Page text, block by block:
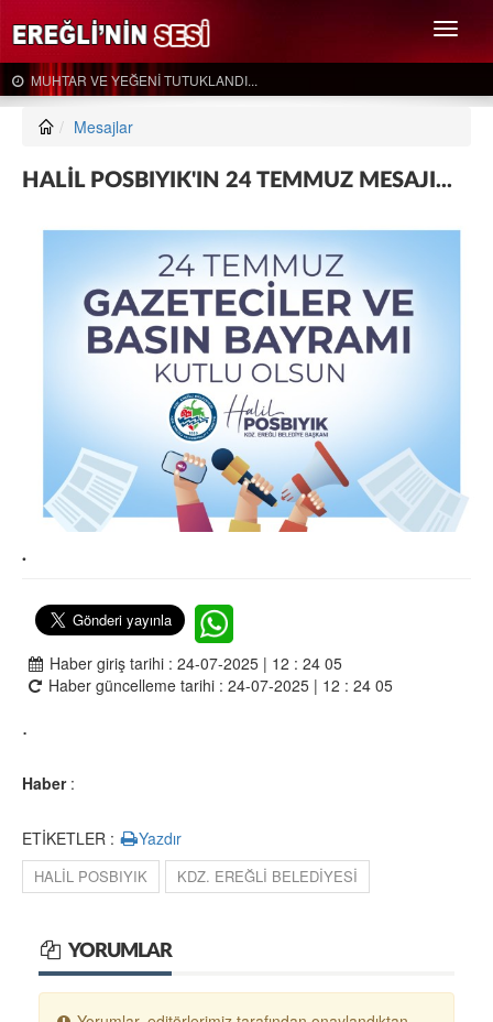
Menü
MUHTAR VE YEĞENİ TUTUKLANDI...
Mesajlar
HALİL POSBIYIK'IN 24 TEMMUZ MESAJI...
.
Haber giriş tarihi : 24-07-2025 | 12 : 24 05
Haber güncelleme tarihi : 24-07-2025 | 12 : 24 05
.
Haber:
ETİKETLER : Yazdır
HALİL POSBIYIK KDZ. EREĞLİ BELEDİYESİ
YORUMLAR